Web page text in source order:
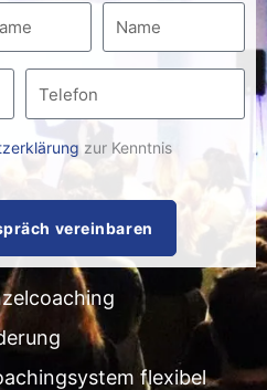
zur Kenntnis
vereinbaren
flexibel